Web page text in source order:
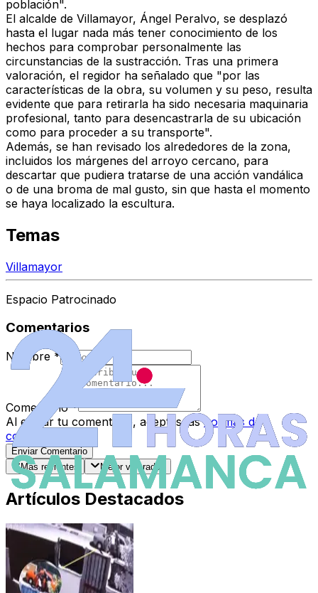
población".
El alcalde de Villamayor, Ángel Peralvo, se desplazó
hasta el lugar nada más tener conocimiento de los
hechos para comprobar personalmente las
circunstancias de la sustracción. Tras una primera
valoración, el regidor ha señalado que "por las
características de la obra, su volumen y su peso, resulta
evidente que para retirarla ha sido necesaria maquinaria
profesional, tanto para desencastrarla de su ubicación
como para proceder a su transporte".
Además, se han revisado los alrededores de la zona,
incluidos los márgenes del arroyo cercano, para
descartar que pudiera tratarse de una acción vandálica
o de una broma de mal gusto, sin que hasta el momento
se haya localizado la escultura.
Temas
Villamayor
Espacio Patrocinado
Comentarios
Nombre *
Comentario *
Al enviar tu comentario, aceptas las normas de
comentarios
Enviar Comentario
Más recientes
Mejor valorados
Artículos Destacados